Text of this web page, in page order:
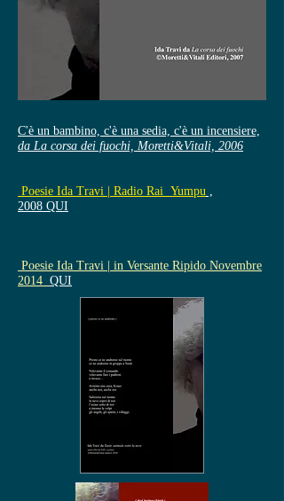
C'è un bambino, c'è una sedia, c'è un incensiere,
da La corsa dei fuochi, Moretti&Vitali, 2006
Poesie Ida Travi | Radio Rai Yumpu ,
2008 QUI
Poesie Ida Travi | in Versante Ripido Novembre
2014 QUI